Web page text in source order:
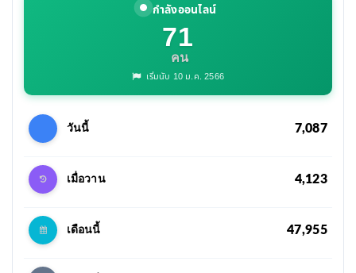
กำลังออนไลน์
71
คน
เริ่มนับ 10 ม.ค. 2566
วันนี้ 7,087
เมื่อวาน 4,123
เดือนนี้ 47,955